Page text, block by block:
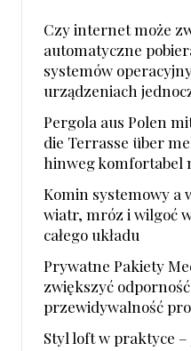
Czy internet może
automatyczne
systemów
urządzeniach
Pergola aus Polen
die Terrasse über
hinweg komfortabel
Komin systemowy a
wiatr, mróz i wilgoć
całego układu
Prywatne Pakiety
zwiększyć
przewidywalność
Styl loft w praktyce